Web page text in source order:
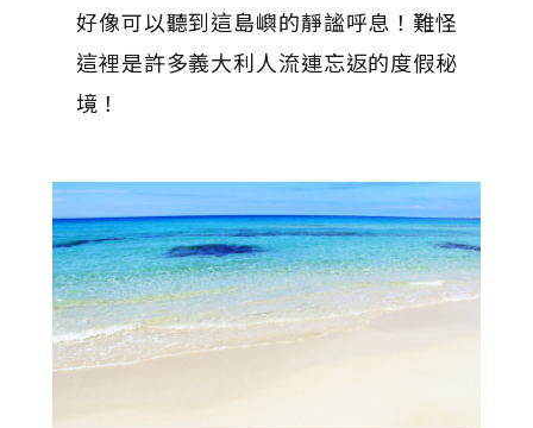
好像可以聽到這島嶼的靜謐呼息！難怪
這裡是許多義大利人流連忘返的度假秘
境！